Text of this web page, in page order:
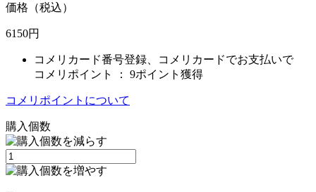
価格（税込）
6150円
コメリカード番号登録、コメリカードでお支払いで
コメリポイント ： 9ポイント獲得
コメリポイントについて
購入個数